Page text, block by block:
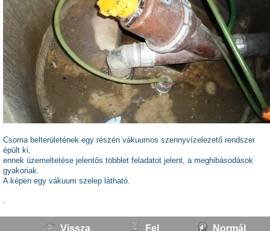
Csorna belterületének egy részén vákuumos szennyvízelezető rendszer
épült ki,
ennek üzemeltetése jelentős többlet feladatot jelent, a meghibásodások
gyakoriak.
A képen egy vákuum szelep látható.
Vissza Fel Normál